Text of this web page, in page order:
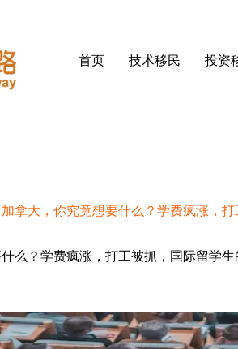
首页
技术移民 投资
加拿大，你究竟想要什么？学费疯涨，
么？学费疯涨，打工被抓，国际留学生